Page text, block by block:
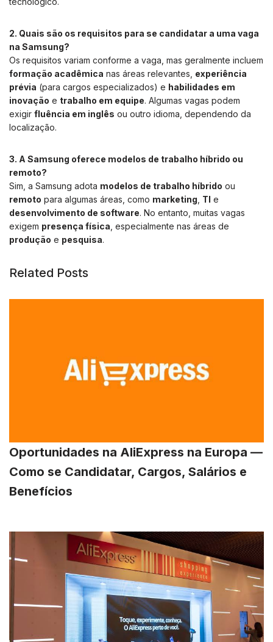
2. Quais são os requisitos para se candidatar a uma vaga
na Samsung?
Os requisitos variam conforme a vaga, mas geralmente incluem
formação acadêmica nas áreas relevantes, experiência
prévia (para cargos especializados) e habilidades em
inovação e trabalho em equipe. Algumas vagas podem
exigir fluência em inglês ou outro idioma, dependendo da
localização.
3. A Samsung oferece modelos de trabalho híbrido ou
remoto?
Sim, a Samsung adota modelos de trabalho híbrido ou
remoto para algumas áreas, como marketing TI e
desenvolvimento de software. No entanto, muitas vagas
exigem presença física , especialmente nas áreas de
produção e pesquisa.
Related Posts
Oportunidades na AliExpress na Europa —
Como se Candidatar, Cargos, Salários e
Benefícios